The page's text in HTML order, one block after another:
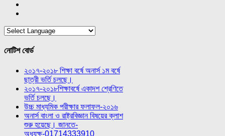
নোটিশ বোর্ড
২০১৭-২০১৮ শিক্ষা বর্ষে অনার্স ১ম বর্ষে
ছাত্রী ভর্তি চলছে।
২০১৭-২০১৮শিক্ষাবর্ষে একাদশ শ্রেণিতে
ভর্তি চলছে।
উচ্চ মাধ্যমিক পরীক্ষার ফলাফল-২০১৬
অনার্স বাংলা ও রাষ্ট্রবিজ্ঞান বিষয়ের ক্লাশ
শুরু হয়েছে। জানতে-
অধ্যক্ষ-01714333910